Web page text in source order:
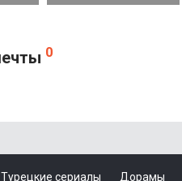
0
Турецкие сериалы Дорамы